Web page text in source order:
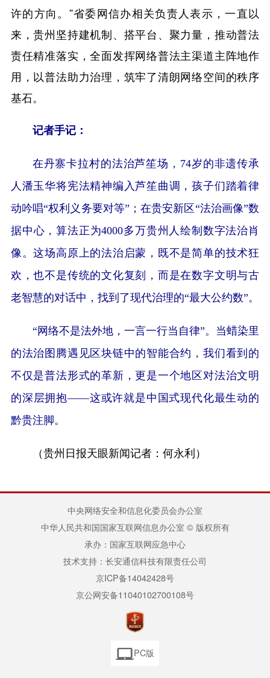
许的方向。”省委网信办相关负责人表示，一直以
来，贵州坚持建机制、搭平台、聚力量，推动普法
责任精准落实，全面发挥网络普法主渠道主阵地作
用，以普法助力治理，筑牢了清朗网络空间的秩序
基石。
记者手记：
在丹寨卡拉村的法治芦笙场，74岁的非遗传承
人潘玉华将宪法精神编入芦笙曲调，孩子们踏着律
动吟唱“权利义务要对等”；在贵安新区“法治画像”数
据中心，算法正为4000多万贵州人绘制数字法治肖
像。这场高原上的法治启蒙，既不是简单的技术狂
欢，也不是传统的文化复刻，而是在数字文明与古
老智慧的对话中，找到了现代治理的“最大公约数”。
“网络不是法外地，一言一行当自律”。当蜡染里
的法治图腾遇见区块链中的智能合约，我们看到的
不仅是普法形式的革新，更是一个地区对法治文明
的深层拥抱——这或许就是中国式现代化最生动的
黔贵注脚。
（贵州日报天眼新闻记者：何永利）
中央网络安全和信息化委员会办公室
中华人民共和国国家互联网信息办公室 © 版权所有
承办：国家互联网应急中心
技术支持：长安通信科技有限责任公司
京ICP备14042428号
京公网安备11040102700108号
PC版